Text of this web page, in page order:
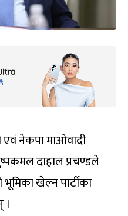
एवं नेकपा माओवादी
दाहाल प्रचण्डले
खेल्न पार्टीका